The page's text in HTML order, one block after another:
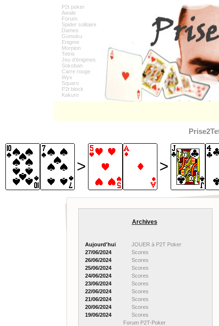
P2t poker
Awale
Forum
Spider solitaire
Dames
Gomoku
Enigme
Morpion
Tetris
Jeu d'énigmes
Sokoban
Carre rouge
Wyx
Squaro
P2t block
Kakuro
> >
Archives
Aujourd'hui
JOUER à P2T Poker
27/06/2024
Scores
26/06/2024
Scores
25/06/2024
Scores
24/06/2024
Scores
23/06/2024
Scores
22/06/2024
Scores
21/06/2024
Scores
20/06/2024
Scores
19/06/2024
Scores
Forum P2T-Poker